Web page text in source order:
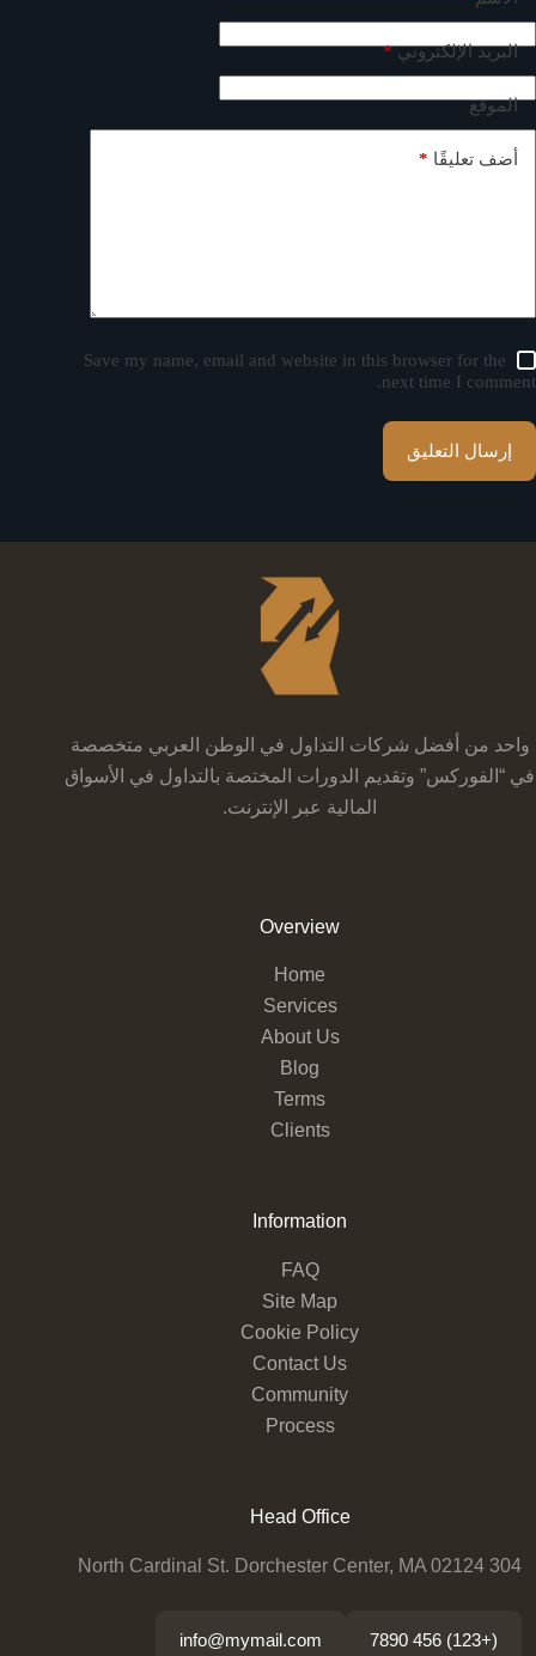
البريد الإلكتروني*
الموقع
أضف تعليقًا *
Save my name, email and website in this browser for the
next time I comment.
إرسال التعليق
واحد من أفضل شركات التداول في الوطن العربي متخصصة
في “الفوركس” وتقديم الدورات المختصة بالتداول في الأسواق
المالية عبر الإنترنت.
Overview
Home
Services
About Us
Blog
Terms
Clients
Information
FAQ
Site Map
Cookie Policy
Contact Us
Community
Process
Head Office
304 North Cardinal St. Dorchester Center, MA 02124
(+123) 456 7890
info@mymail.com